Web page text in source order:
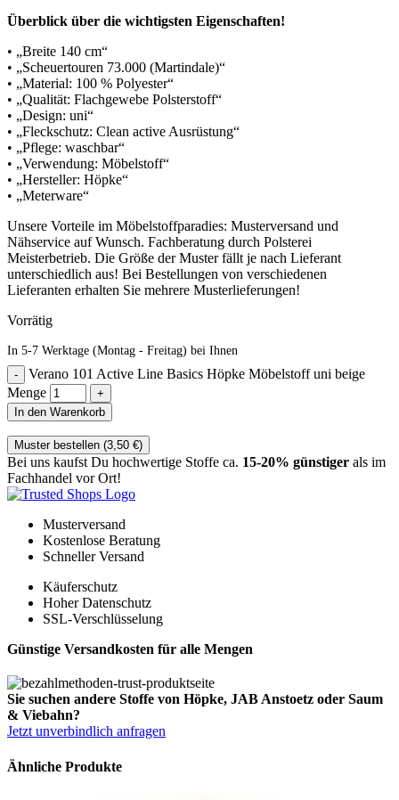
Überblick über die wichtigsten Eigenschaften!
• „Breite 140 cm“
• „Scheuertouren 73.000 (Martindale)“
• „Material: 100 % Polyester“
• „Qualität: Flachgewebe Polsterstoff“
• „Design: uni“
• „Fleckschutz: Clean active Ausrüstung“
• „Pflege: waschbar“
• „Verwendung: Möbelstoff“
• „Hersteller: Höpke“
• „Meterware“
Unsere Vorteile im Möbelstoffparadies: Musterversand und
Nähservice auf Wunsch. Fachberatung durch Polsterei
Meisterbetrieb. Die Größe der Muster fällt je nach Lieferant
unterschiedlich aus! Bei Bestellungen von verschiedenen
Lieferanten erhalten Sie mehrere Musterlieferungen!
Vorrätig
In 5-7 Werktage (Montag - Freitag) bei Ihnen
Verano 101 Active Line Basics Höpke Möbelstoff uni beige
Menge
In den Warenkorb
Muster bestellen (3,50 €)
Bei uns kaufst Du hochwertige Stoffe ca. 15-20% günstiger als im
Fachhandel vor Ort!
Musterversand
Kostenlose Beratung
Schneller Versand
Käuferschutz
Hoher Datenschutz
SSL-Verschlüsselung
Günstige Versandkosten für alle Mengen
Sie suchen andere Stoffe von Höpke, JAB Anstoetz oder Saum
& Viebahn?
Jetzt unverbindlich anfragen
Ähnliche Produkte